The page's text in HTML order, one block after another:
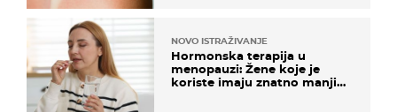
NOVO ISTRAŽIVANJE
Hormonska terapija u
menopauzi: Žene koje je
koriste imaju znatno manji